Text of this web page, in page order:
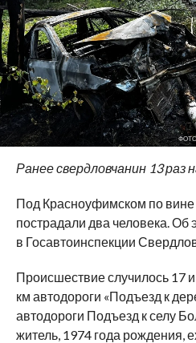
Ранее свердловчанин 13 раз
Под Красноуфимском по вине
пострадали два человека. Об
в Госавтоинспекции
Происшествие случилось 17
км автодороги «Подъезд к
автодороги Подъезд к селу
житель, 1974 года рождения,